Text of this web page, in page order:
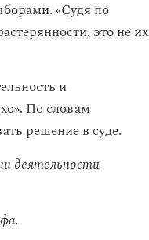
«Судя по
это не их
и
По словам
решение в суде.
деятельности